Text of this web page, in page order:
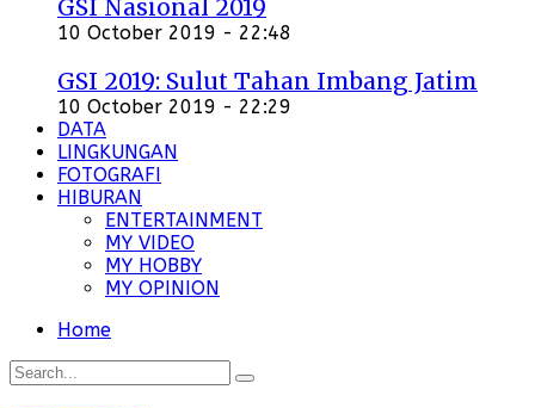
GSI Nasional 2019
10 October 2019 - 22:48
GSI 2019: Sulut Tahan Imbang Jatim
10 October 2019 - 22:29
DATA
LINGKUNGAN
FOTOGRAFI
HIBURAN
ENTERTAINMENT
MY VIDEO
MY HOBBY
MY OPINION
Home